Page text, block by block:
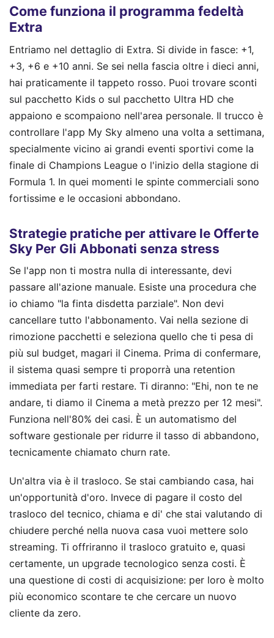
Come funziona il programma fedeltà
Extra
Entriamo nel dettaglio di Extra. Si divide in fasce: +1,
+3, +6 e +10 anni. Se sei nella fascia oltre i dieci anni,
hai praticamente il tappeto rosso. Puoi trovare sconti
sul pacchetto Kids o sul pacchetto Ultra HD che
appaiono e scompaiono nell'area personale. Il trucco è
controllare l'app My Sky almeno una volta a settimana,
specialmente vicino ai grandi eventi sportivi come la
finale di Champions League o l'inizio della stagione di
Formula 1. In quei momenti le spinte commerciali sono
fortissime e le occasioni abbondano.
Strategie pratiche per attivare le Offerte
Sky Per Gli Abbonati senza stress
Se l'app non ti mostra nulla di interessante, devi
passare all'azione manuale. Esiste una procedura che
io chiamo "la finta disdetta parziale". Non devi
cancellare tutto l'abbonamento. Vai nella sezione di
rimozione pacchetti e seleziona quello che ti pesa di
più sul budget, magari il Cinema. Prima di confermare,
il sistema quasi sempre ti proporrà una retention
immediata per farti restare. Ti diranno: "Ehi, non te ne
andare, ti diamo il Cinema a metà prezzo per 12 mesi".
Funziona nell'80% dei casi. È un automatismo del
software gestionale per ridurre il tasso di abbandono,
tecnicamente chiamato churn rate.
Un'altra via è il trasloco. Se stai cambiando casa, hai
un'opportunità d'oro. Invece di pagare il costo del
trasloco del tecnico, chiama e di' che stai valutando di
chiudere perché nella nuova casa vuoi mettere solo
streaming. Ti offriranno il trasloco gratuito e, quasi
certamente, un upgrade tecnologico senza costi. È
una questione di costi di acquisizione: per loro è molto
più economico scontare te che cercare un nuovo
cliente da zero.